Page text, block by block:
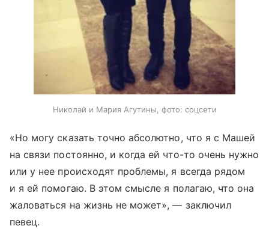
Николай и Мария Агутины, фото: соцсети
«Но могу сказать точно абсолютно, что я с Машей
на связи постоянно, и когда ей что-то очень нужно
или у нее происходят проблемы, я всегда рядом
и я ей помогаю. В этом смысле я полагаю, что она
жаловаться на жизнь не может», — заключил
певец.